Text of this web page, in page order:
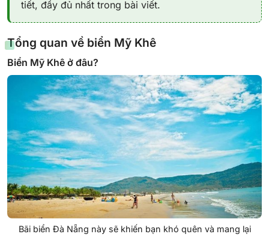
tiết, đầy đủ nhất trong bài viết.
Tổng quan về biển Mỹ Khê
Biển Mỹ Khê ở đâu?
Bãi biển Đà Nẵng này sẽ khiến bạn khó quên và mang lại